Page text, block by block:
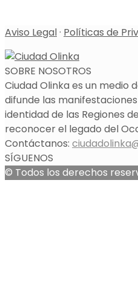
Aviso Legal· Políticas de
SOBRE NOSOTROS
Ciudad Olinka es un medio
difunde las
identidad de las Regiones
reconocer el legado del
Contáctanos:
SÍGUENOS
© Todos los derechos